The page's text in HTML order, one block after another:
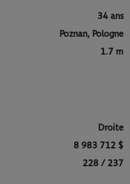
34 ans
Poznan, Pologne
1.7 m
Droite
8 983 712 $
228 / 237